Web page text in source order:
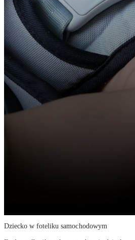
Dziecko w foteliku samochodowym